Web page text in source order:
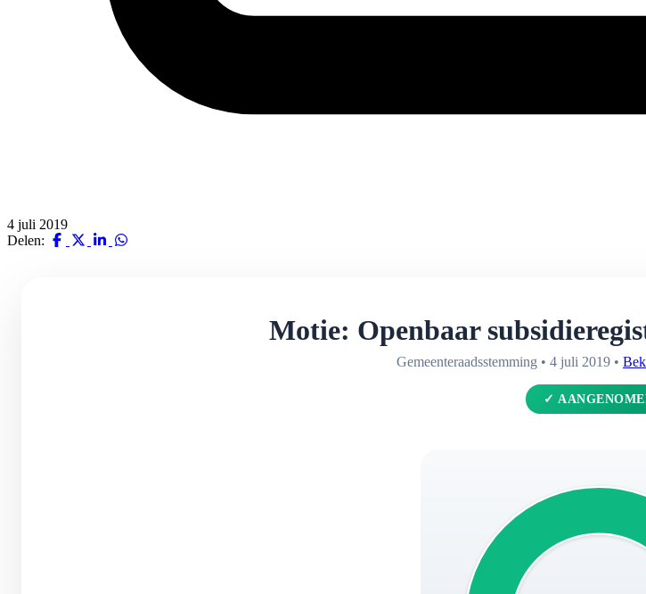
4 juli 2019
Delen:
Motie: Openbaar
Gemeenteraadsstemming • 4 juli 2019 •
✓